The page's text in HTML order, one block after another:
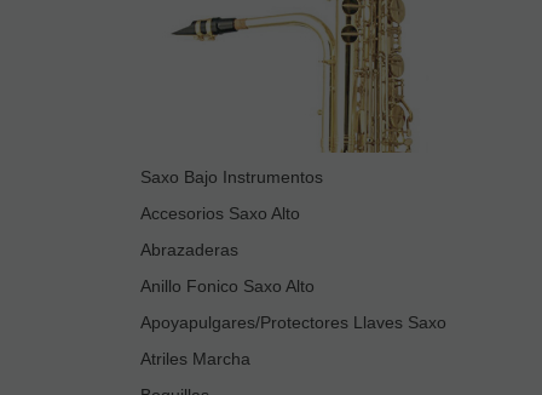
Saxo Bajo Instrumentos
Accesorios Saxo Alto
Abrazaderas
Anillo Fonico Saxo Alto
Apoyapulgares/Protectores Llaves Saxo
Atriles Marcha